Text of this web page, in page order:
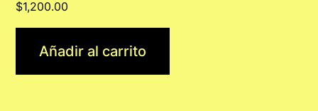
$1,200.00
Añadir al carrito